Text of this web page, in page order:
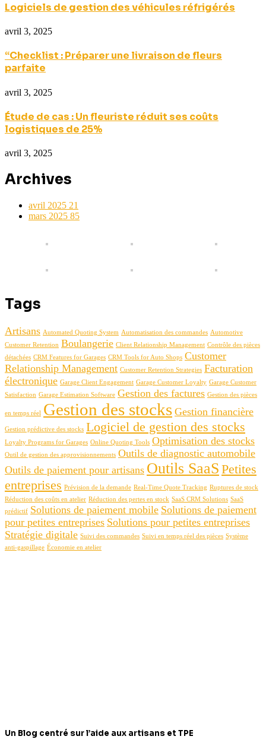
Logiciels de gestion des véhicules réfrigérés
avril 3, 2025
“Checklist : Préparer une livraison de fleurs
parfaite
avril 3, 2025
Étude de cas : Un fleuriste réduit ses coûts
logistiques de 25%
avril 3, 2025
Archives
avril 2025 21
mars 2025 85
Tags
Artisans Automated Quoting System Automatisation des commandes Automotive
Customer Retention Boulangerie Client Relationship Management Contrôle des pièces
détachées CRM Features for Garages CRM Tools for Auto Shops Customer
Relationship Management Customer Retention Strategies Facturation
électronique Garage Client Engagement Garage Customer Loyalty Garage Customer
Satisfaction Garage Estimation Software Gestion des factures Gestion des pièces
en temps réel Gestion des stocks Gestion financière
Gestion prédictive des stocks Logiciel de gestion des stocks
Loyalty Programs for Garages Online Quoting Tools Optimisation des stocks
Outil de gestion des approvisionnements Outils de diagnostic automobile
Outils de paiement pour artisans Outils SaaS Petites
entreprises Prévision de la demande Real-Time Quote Tracking Ruptures de stock
Réduction des coûts en atelier Réduction des pertes en stock SaaS CRM Solutions SaaS
prédictif Solutions de paiement mobile Solutions de paiement
pour petites entreprises Solutions pour petites entreprises
Stratégie digitale Suivi des commandes Suivi en temps réel des pièces Système
anti-gaspillage Économie en atelier
Un Blog centré sur l’aide aux artisans et TPE